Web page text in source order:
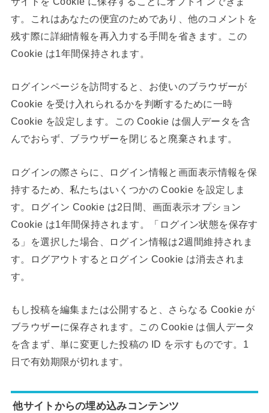
す。これはあなたの便宜のためであり、他のコメントを
残す際に詳細情報を再入力する手間を省きます。この
Cookie は1年間保持されます。
ログインページを訪問すると、お使いのブラウザーが
Cookie を受け入れられるかを判断するために一時
Cookie を設定します。この Cookie は個人データを含
んでおらず、ブラウザーを閉じると廃棄されます。
ログインの際さらに、ログイン情報と画面表示情報を保
持するため、私たちはいくつかの Cookie を設定しま
す。ログイン Cookie は2日間、画面表示オプション
Cookie は1年間保持されます。「ログイン状態を保存す
る」を選択した場合、ログイン情報は2週間維持されま
す。ログアウトするとログイン Cookie は消去されま
す。
もし投稿を編集または公開すると、さらなる Cookie が
ブラウザーに保存されます。この Cookie は個人データ
を含まず、単に変更した投稿の ID を示すものです。1
日で有効期限が切れます。
他サイトからの埋め込みコンテンツ